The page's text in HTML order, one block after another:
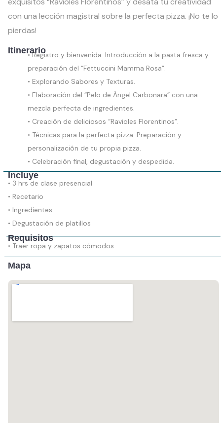
con una lección magistral sobre la perfecta pizza. ¡No te lo
pierdas!
Itinerario• Registro y bienvenida. Introducción a la pasta fresca y
preparación del “Fettuccini Mamma Rosa”.
• Explorando Sabores y Texturas.
• Elaboración del “Pelo de Ángel Carbonara” con una
mezcla perfecta de ingredientes.
• Creación de deliciosos “Ravioles Florentinos”.
• Técnicas para la perfecta pizza. Preparación y
personalización de tu propia pizza.
• Celebración final, degustación y despedida.
Incluye
• 3 hrs de clase presencial
• Recetario
• Ingredientes
• Degustación de platillos
Requisitos
• Traer ropa y zapatos cómodos
Mapa